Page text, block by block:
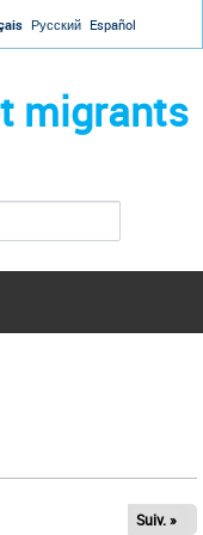
Русский Español
migrants
Suiv. »